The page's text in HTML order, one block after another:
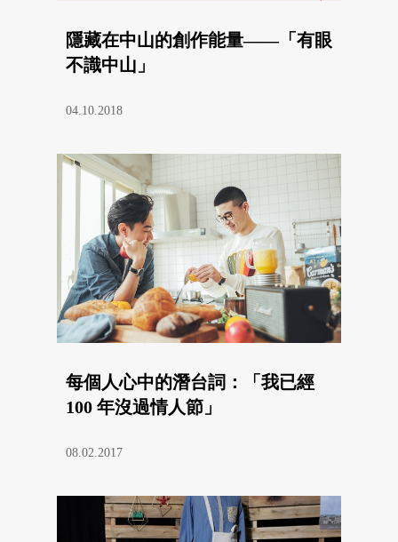
隱藏在中山的創作能量——「有眼
不識中山」
04.10.2018
每個人心中的潛台詞：「我已經
100 年沒過情人節」
08.02.2017